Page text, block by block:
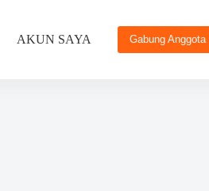
AKUN SAYA Gabung Anggota